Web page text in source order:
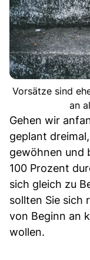
Vorsätze sind
an
Gehen wir
geplant
gewöhnen und
100 Prozent
sich gleich zu
sollten Sie sich
von Beginn an
wollen.